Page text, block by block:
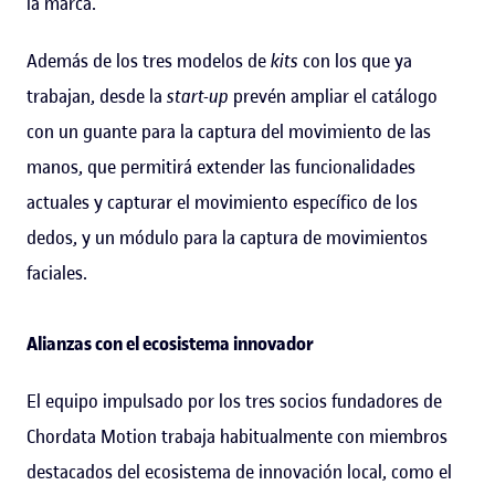
Además de los tres modelos dekits con los que ya
trabajan, desde la start-up prevén ampliar el catálogo
con un guante para la captura del movimiento de las
manos, que permitirá extender las funcionalidades
actuales y capturar el movimiento específico de los
dedos, y un módulo para la captura de movimientos
faciales.
Alianzas con el ecosistema innovador
El equipo impulsado por los tres socios fundadores de
Chordata Motion trabaja habitualmente con miembros
destacados del ecosistema de innovación local, como el